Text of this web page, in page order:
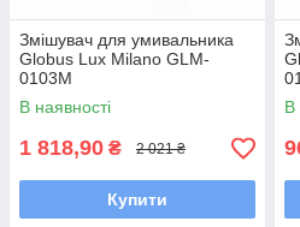
Змішувач для умивальника
Globus Lux Milano GLM-
0103M
В наявності
1 818,90 ₴ 2 021 ₴
Купити
В